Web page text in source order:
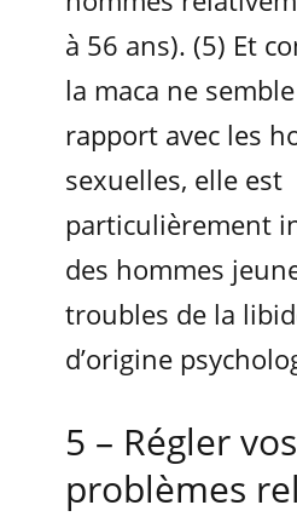
à 56 ans). (5) Et
la maca ne
rapport avec les
sexuelles, elle est
particulièrement
des hommes
troubles de la
d’origine
5 – Régler vos
problèmes